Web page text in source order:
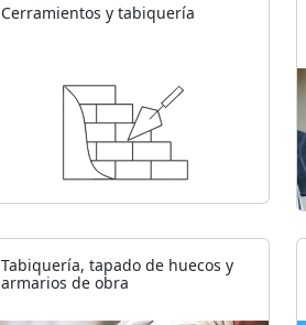
Cerramientos y tabiquería
Tabiquería, tapado de huecos y
armarios de obra